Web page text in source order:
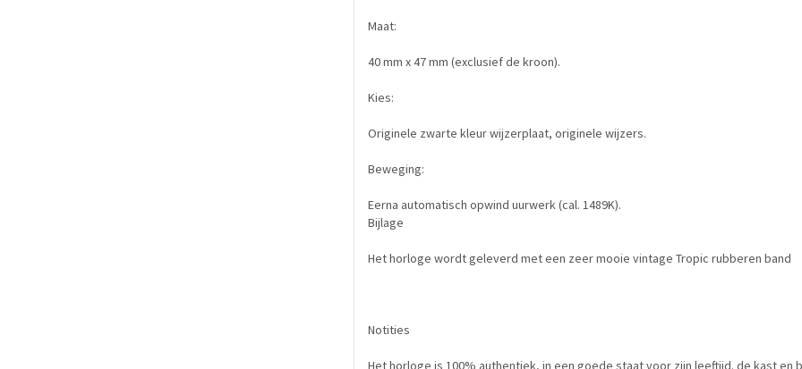
Maat:
40 mm x 47 mm (exclusief de kroon).
Kies:
Originele zwarte kleur wijzerplaat, originele wijzers.
Beweging:
Eerna automatisch opwind uurwerk (cal. 1489K).
Bijlage
Het horloge wordt geleverd met een zeer mooie vintage Tropic rubberen band
Notities
Het horloge is 100% authentiek, in een goede staat voor zijn leeftijd. de kast en